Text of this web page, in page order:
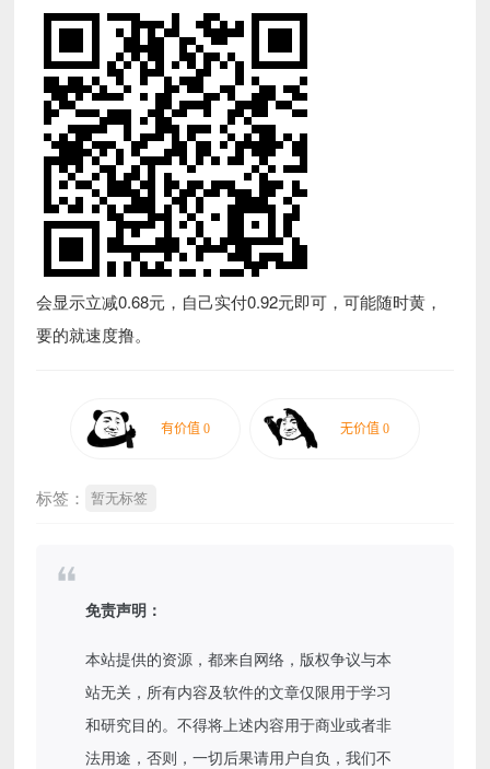
会显示立减0.68元，自己实付0.92元即可，可能随时黄，
要的就速度撸。
标签： 暂无标签
免责声明：
本站提供的资源，都来自网络，版权争议与本
站无关，所有内容及软件的文章仅限用于学习
和研究目的。不得将上述内容用于商业或者非
法用途，否则，一切后果请用户自负，我们不